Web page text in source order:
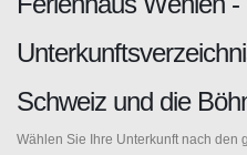
Schweiz und die
Wählen Sie Ihre Unterkunft nach den